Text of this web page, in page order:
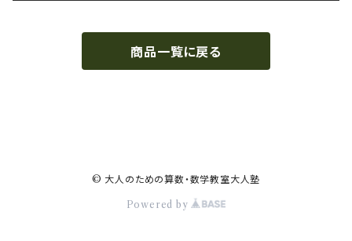
就職・転職まるっと適性検査対策
商品一覧に戻る
© 大人のための算数・数学教室大人塾
Powered by